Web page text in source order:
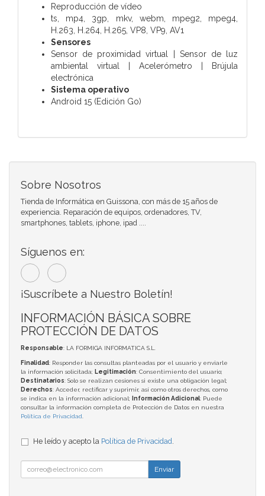
Reproducción de vídeo
ts, mp4, 3gp, mkv, webm, mpeg2, mpeg4,
H.263, H.264, H.265, VP8, VP9, ​​AV1
Sensores
Sensor de proximidad virtual | Sensor de luz
ambiental virtual | Acelerómetro | Brújula
electrónica
Sistema operativo
Android 15 (Edición Go)
Sobre Nosotros
Tienda de Informática en Guissona, con más de 15 años de
experiencia. Reparación de equipos, ordenadores, TV,
smartphones, tablets, iphone, ipad ....
Síguenos en:
¡Suscríbete a Nuestro Boletín!
INFORMACIÓN BÁSICA SOBRE
PROTECCIÓN DE DATOS
Responsable: LA FORMIGA INFORMATICA S.L.
Finalidad: Responder las consultas planteadas por el usuario y enviarle
la información solicitada; Legitimación: Consentimiento del usuario;
Destinatarios: Solo se realizan cesiones si existe una obligación legal;
Derechos: Acceder, rectificar y suprimir, así como otros derechos, como
se indica en la información adicional;
Información Adicional: Puede
consultar la información completa de Protección de Datos en nuestra
Política de Privacidad
He leído y acepto la Política de Privacidad
Enviar